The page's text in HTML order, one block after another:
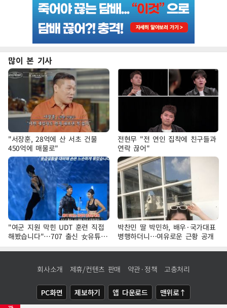
많이 본 기사
"서장훈, 28억에 산 서초 건물
450억에 매물로"
전현무 "전 연인 집착에 친구들과
연락 끊어"
"여군 지원 막힌 UDT 훈련 직접
해봤습니다"…707 출신 女유튜버
'완벽 소화'
박찬민 딸 박민하, 배우·국가대표
병행하더니…여유로운 근황 공개
회사소개 제휴/컨텐츠 판매 약관·정책 고충처리
PC화면 제보하기 앱 다운로드 맨위로↑